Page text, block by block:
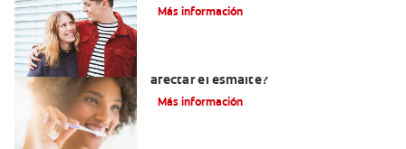
Más información
afectar el esmalte?
Más información